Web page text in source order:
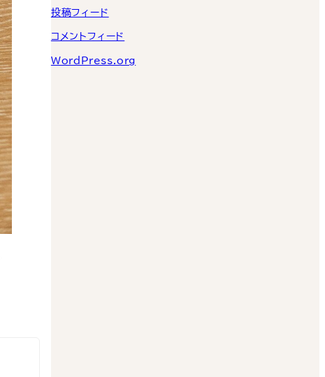
ー
投稿フィード
コメントフィード
WordPress.org